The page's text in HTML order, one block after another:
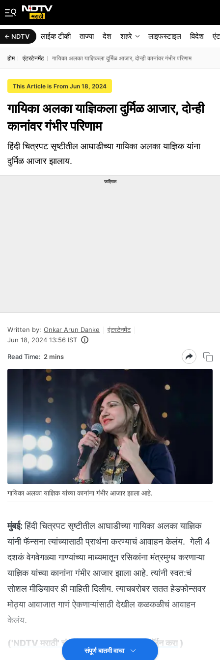
NDTV लाईव्ह टीव्ही ताज्या देश शहरे लाइफस्टाइल विदेश
होम एंटरटेनमेंट गायिका अलका याज्ञिकला दुर्मिळ आजार, दोन्ही कानांवर गंभीर परिणाम
This Article is From Jun 18, 2024
गायिका अलका याज्ञिकला दुर्मिळ आजार, दोन्ही
कानांवर गंभीर परिणाम
हिंदी चित्रपट सृष्टीतील आघाडीच्या गायिका अलका याज्ञिक यांना
दुर्मिळ आजार झालाय.
जाहिरात
Written by: Onkar Arun Danke
एंटरटेनमेंट
Jun 18, 2024 13:56 IST
Read Time: 2 mins
गायिका अलका याज्ञिक यांच्या कानांना गंभीर आजार झाला आहे.
मुंबई: हिंदी चित्रपट सृष्टीतील आघाडीच्या गायिका अलका याज्ञिक
यांनी फॅन्सना त्यांच्यासाठी प्रार्थना करण्याचं आवाहन केलंय. गेली 4
दशकं वेगवेगळ्या गाण्यांच्या माध्यमातून रसिकांना मंत्रमुग्ध करणाऱ्या
याज्ञिक यांच्या कानांना गंभीर आजार झाला आहे. त्यांनी स्वत:चं
सोशल मीडियावर ही माहिती दिलीय. त्याचबरोबर सतत हेडफोन्सवर
मोठ्या आवाजात गाणं ऐकणाऱ्यांसाठी देखील कळकळीचं आवाहन
केलंय.
('NDTV मराठी' चं अधिकृत व्हॉट्सअ‍ॅप चॅनल जॉईन करा)
संपूर्ण बातमी वाचा